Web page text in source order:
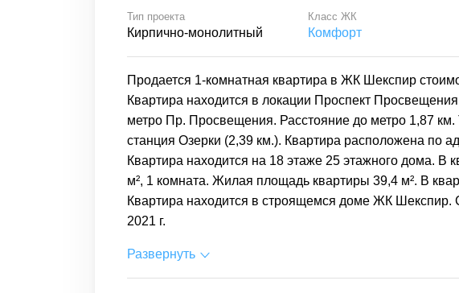
Тип проекта
Кирпично-монолитный
Класс ЖК
Комфорт
Продается 1-комнатная квартира в ЖК Шекспир
Квартира находится в локации Проспект
метро Пр. Просвещения. Расстояние до метро 1,87
станция Озерки (2,39 км.). Квартира расположена по
Квартира находится на 18 этаже 25 этажного дома. В
м², 1 комната. Жилая площадь квартиры 39,4 м². В
Квартира находится в строящемся доме ЖК Шекспир.
2021 г.
Развернуть